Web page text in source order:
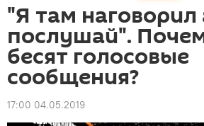
"Я там наговорил
послушай".
бесят голосовые
сообщения?
17:00 04.05.2019